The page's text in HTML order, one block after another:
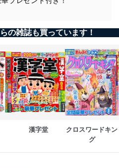
の雑誌も買っています！
漢字堂
クロスワードキン
グ